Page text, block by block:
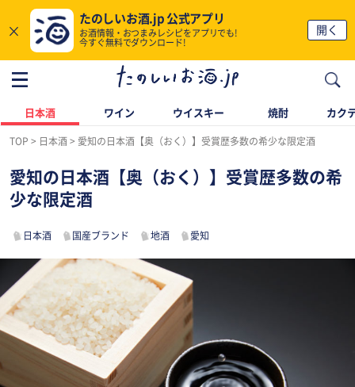
×
たのしいお酒.jp 公式アプリ
お酒情報・おつまみレシピをアプリでも!
今すぐ無料でダウンロード!
開く
日本酒 ワイン ウイスキー 焼酎 カク
TOP 日本酒 愛知の日本酒【奥（おく）】受賞歴多数の希少な限定酒
愛知の日本酒【奥（おく）】受賞歴多数の希
少な限定酒
日本酒 国産ブランド 地酒 愛知